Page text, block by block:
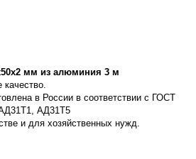
мм из алюминия 3 м
в России в соответствии с ГОСТ
АД31Т5
и для хозяйственных нужд.